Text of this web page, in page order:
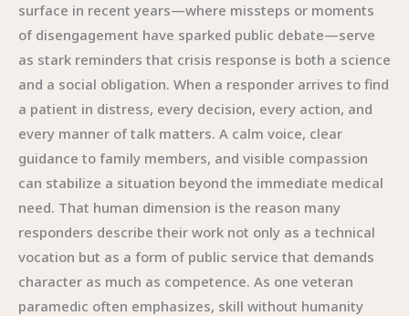
surface in recent years—where missteps or moments
of disengagement have sparked public debate—serve
as stark reminders that crisis response is both a science
and a social obligation. When a responder arrives to find
a patient in distress, every decision, every action, and
every manner of talk matters. A calm voice, clear
guidance to family members, and visible compassion
can stabilize a situation beyond the immediate medical
need. That human dimension is the reason many
responders describe their work not only as a technical
vocation but as a form of public service that demands
character as much as competence. As one veteran
paramedic often emphasizes, skill without humanity